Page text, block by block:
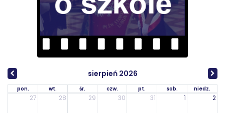
sierpień 2026
pon. wt. śr. czw. pt. sob. niedz.
27 28 29 30 31 1 2